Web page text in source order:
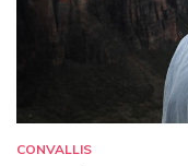
CONVALLIS